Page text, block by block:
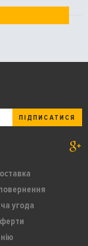
повернення
угода
ПІДПИСАТИСЯ